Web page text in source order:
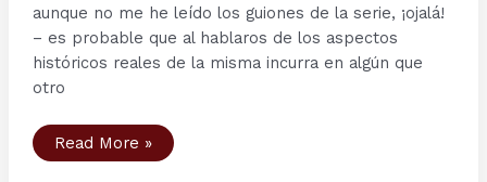
aunque no me he leído los guiones de la serie, ¡ojalá!
– es probable que al hablaros de los aspectos
históricos reales de la misma incurra en algún que
otro
Segunda
Temporada
Read More »